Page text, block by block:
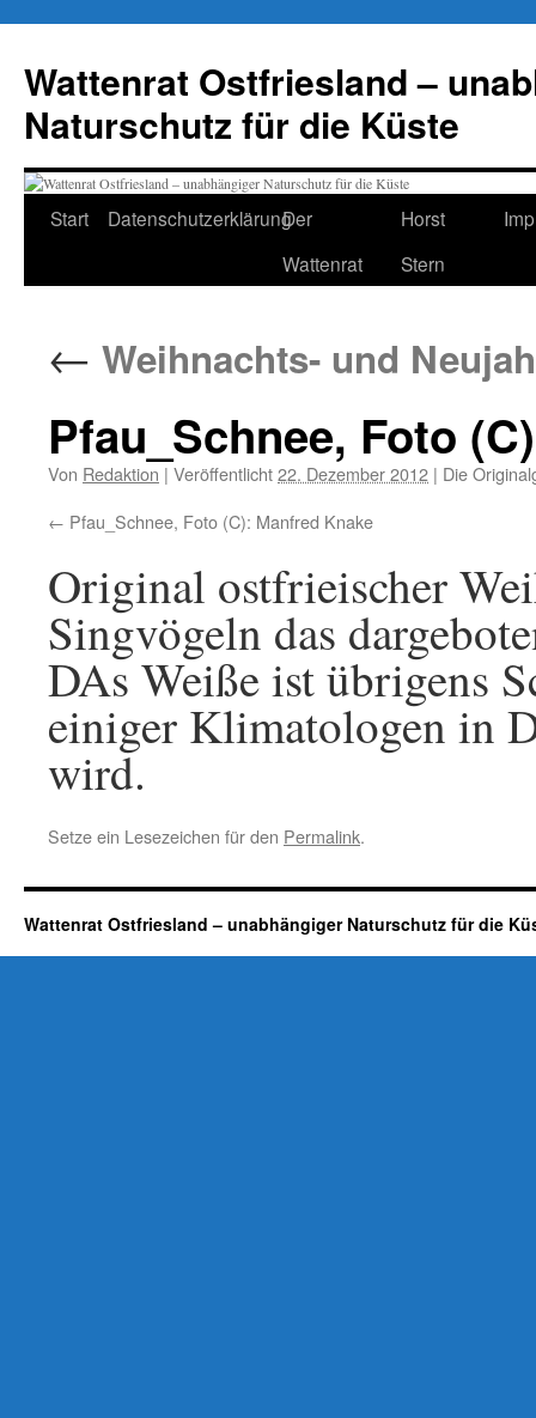
springen
Wattenrat Ostfriesland –
Naturschutz für die Küste
Start DatenschutzerklärungDer
Wattenrat
Horst
Stern
← Weihnachts- und
Pfau_Schnee, Foto
Von Redaktion | Veröffentlicht22. Dezember 2012 | Die
Pfau_Schnee, Foto (C): Manfred Knake
Original ostfrieischer
Singvögeln das
DAs Weiße ist übrigens
einiger Klimatologen in
wird.
Setze ein Lesezeichen für den Permalink.
Wattenrat Ostfriesland – unabhängiger Naturschutz für die